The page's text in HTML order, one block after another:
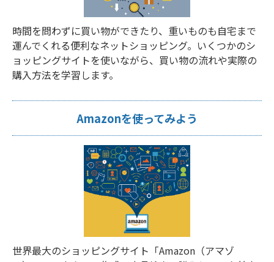
時間を問わずに買い物ができたり、重いものも自宅まで
運んでくれる便利なネットショッピング。いくつかのシ
ョッピングサイトを使いながら、買い物の流れや実際の
購入方法を学習します。
Amazonを使ってみよう
世界最大のショッピングサイト「Amazon（アマゾ